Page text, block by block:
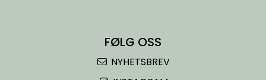
FØLG OSS
NYHETSBREV